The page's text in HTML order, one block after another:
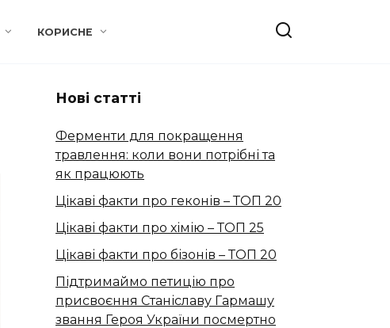
КОРИСНЕ
Нові статті
Ферменти для покращення
травлення: коли вони потрібні та
як працюють
Цікаві факти про геконів – ТОП 20
Цікаві факти про хімію – ТОП 25
Цікаві факти про бізонів – ТОП 20
Підтримаймо петицію про
присвоєння Станіславу Гармашу
звання Героя України посмертно